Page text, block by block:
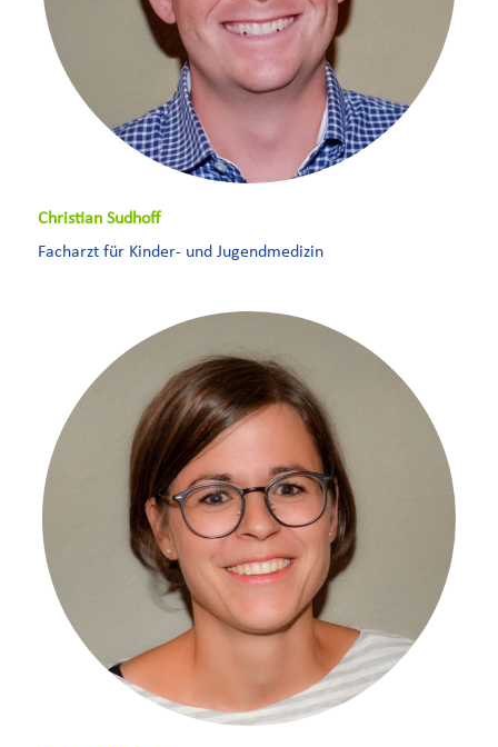
Christian Sudhoff
Facharzt für Kinder- und Jugendmedizin